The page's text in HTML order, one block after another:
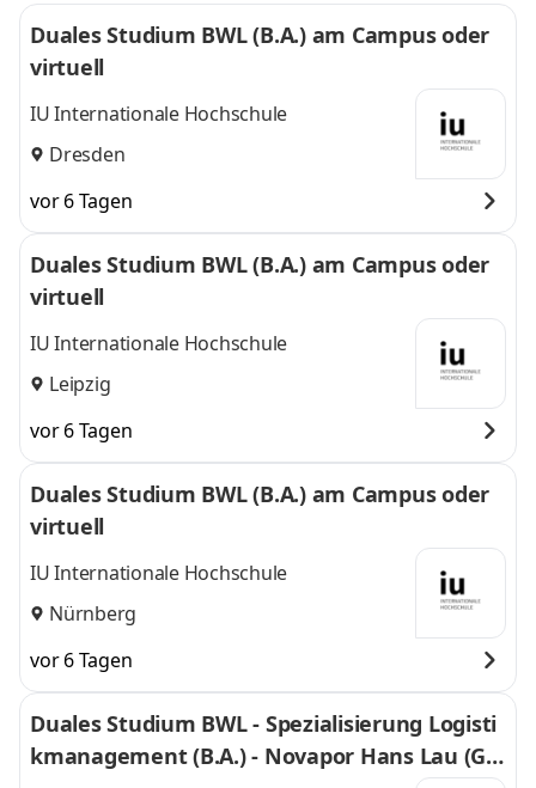
Duales Studium BWL (B.A.) am Campus oder
virtuell
IU Internationale Hochschule
Dresden
vor 6 Tagen
Duales Studium BWL (B.A.) am Campus oder
virtuell
IU Internationale Hochschule
Leipzig
vor 6 Tagen
Duales Studium BWL (B.A.) am Campus oder
virtuell
IU Internationale Hochschule
Nürnberg
vor 6 Tagen
Duales Studium BWL - Spezialisierung Logisti
kmanagement (B.A.) - Novapor Hans Lau (G